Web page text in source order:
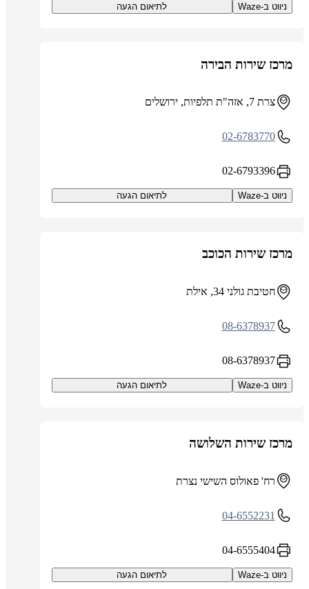
ניווט ב-Waze לתיאום הגעה
מרכז שירות הבירה
צרת 7, אזה"ת תלפיות, ירושלים
02-6783770
02-6793396
ניווט ב-Waze לתיאום הגעה
מרכז שירות הכוכב
חטיבת גולני 34, אילת
08-6378937
08-6378937
ניווט ב-Waze לתיאום הגעה
מרכז שירות השלושה
רח' פאולוס השישי נצרת
04-6552231
04-6555404
ניווט ב-Waze לתיאום הגעה